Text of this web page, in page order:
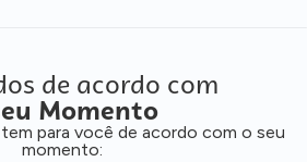
de acordo com
Momento
para você de acordo com o seu
momento: